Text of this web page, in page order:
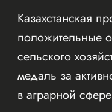
Казахстанская
положительные
сельского
медаль за
в аграрной